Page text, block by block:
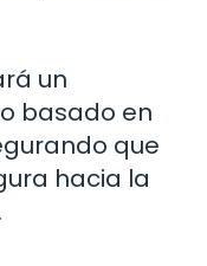
un
basado en
que
hacia la